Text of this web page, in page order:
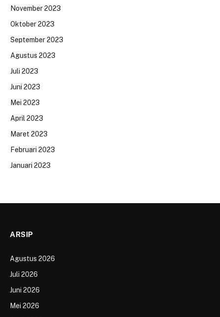
November 2023
Oktober 2023
September 2023
Agustus 2023
Juli 2023
Juni 2023
Mei 2023
April 2023
Maret 2023
Februari 2023
Januari 2023
ARSIP
Agustus 2026
Juli 2026
Juni 2026
Mei 2026